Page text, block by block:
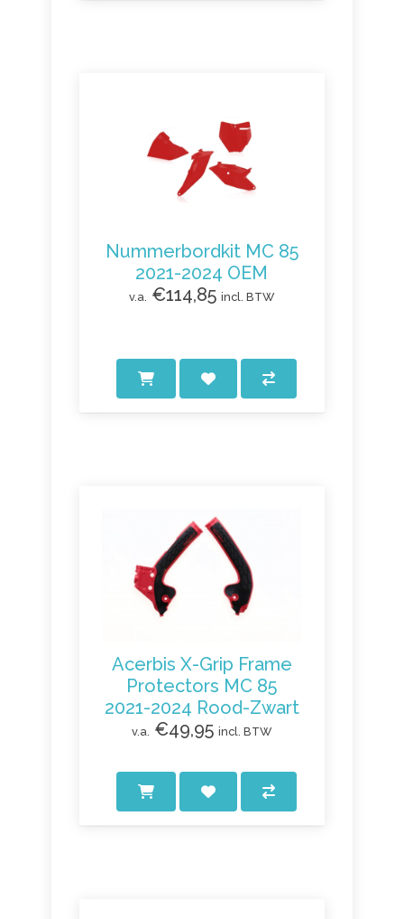
Nummerbordkit MC 85
2021-2024 OEM
v.a. €114,85 incl. BTW
Acerbis X-Grip Frame
Protectors MC 85
2021-2024 Rood-Zwart
v.a. €49,95 incl. BTW